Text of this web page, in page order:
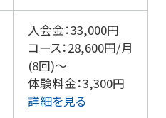
入会金：33,000円
コース：28,600円/月
(8回)～
体験料金：3,300円
詳細を見る